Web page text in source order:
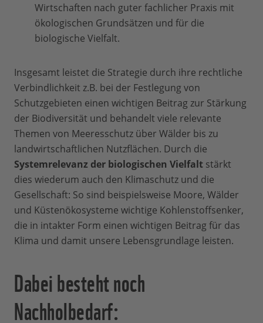
Wirtschaften nach guter fachlicher Praxis mit
ökologischen Grundsätzen und für die
biologische Vielfalt.
Insgesamt leistet die Strategie durch ihre rechtliche
Verbindlichkeit z.B. bei der Festlegung von
Schutzgebieten einen wichtigen Beitrag zur Stärkung
der Biodiversität und behandelt viele relevante
Themen von Meeresschutz über Wälder bis zu
landwirtschaftlichen Nutzflächen. Durch die
Systemrelevanz der biologischen Vielfalt stärkt
dies wiederum auch den Klimaschutz und die
Gesellschaft: So sind beispielsweise Moore, Wälder
und Küstenökosysteme wichtige Kohlenstoffsenker,
die in intakter Form einen wichtigen Beitrag für das
Klima und damit unsere Lebensgrundlage leisten.
Dabei besteht noch
Nachholbedarf: